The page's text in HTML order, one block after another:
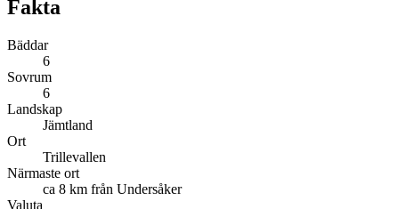
Fakta
Bäddar
6
Sovrum
6
Landskap
Jämtland
Ort
Trillevallen
Närmaste ort
ca 8 km från Undersåker
Valuta